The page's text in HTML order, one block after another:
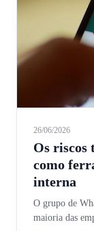
26/06/2026
Os riscos
como
interna
O grupo de
maioria das